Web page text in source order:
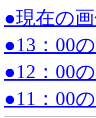
●現在の
●13：00
●12：00
●11：00